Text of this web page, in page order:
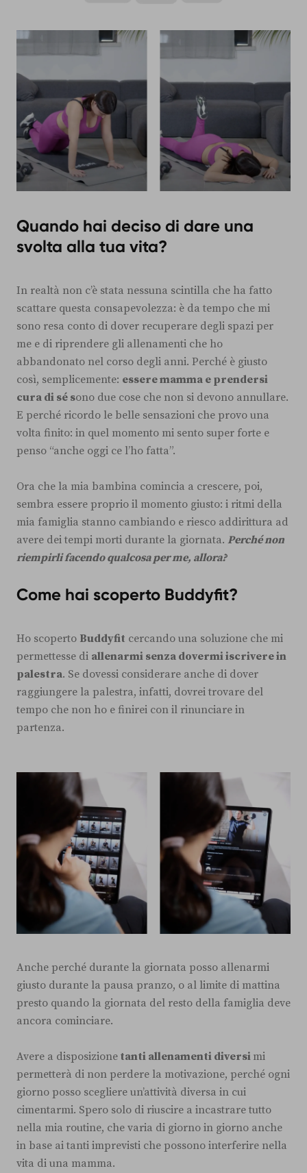
Quando hai deciso di dare una
svolta alla tua vita?
In realtà non c’è stata nessuna scintilla che ha fatto
scattare questa consapevolezza: è da tempo che mi
sono resa conto di dover recuperare degli spazi per
me e di riprendere gli allenamenti che ho
abbandonato nel corso degli anni. Perché è giusto
così, semplicemente: essere mamma e prendersi
cura di sé sono due cose che non si devono annullare.
E perché ricordo le belle sensazioni che provo una
volta finito: in quel momento mi sento super forte e
penso “anche oggi ce l’ho fatta”.
Ora che la mia bambina comincia a crescere, poi,
sembra essere proprio il momento giusto: i ritmi della
mia famiglia stanno cambiando e riesco addirittura ad
avere dei tempi morti durante la giornata. Perché non
riempirli facendo qualcosa per me, allora?
Come hai scoperto Buddyfit?
Ho scoperto Buddyfit cercando una soluzione che mi
permettesse di allenarmi senza dovermi iscrivere in
palestra. Se dovessi considerare anche di dover
raggiungere la palestra, infatti, dovrei trovare del
tempo che non ho e finirei con il rinunciare in
partenza.
Anche perché durante la giornata posso allenarmi
giusto durante la pausa pranzo, o al limite di mattina
presto quando la giornata del resto della famiglia deve
ancora cominciare.
Avere a disposizione tanti allenamenti diversi mi
permetterà di non perdere la motivazione, perché ogni
giorno posso scegliere un’attività diversa in cui
cimentarmi. Spero solo di riuscire a incastrare tutto
nella mia routine, che varia di giorno in giorno anche
in base ai tanti imprevisti che possono interferire nella
vita di una mamma.